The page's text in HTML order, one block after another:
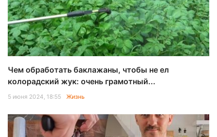
Чем обработать баклажаны, чтобы не ел
колорадский жук: очень грамотный...
5 июня 2024, 18:55 Жизнь